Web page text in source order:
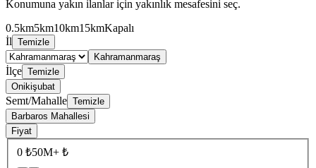
Konumuna yakın ilanlar için yakınlık mesafesini seç.
0.5km5km10km15kmKapalı
İl Temizle
Kahramanmaraş
İlçe Temizle
Onikişubat
Semt/Mahalle Temizle
Barbaros Mahallesi
Fiyat
0 ₺50M+ ₺